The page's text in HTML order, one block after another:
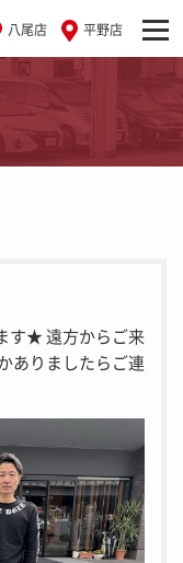
八尾店 平野店
す★ 遠方からご来
ありましたらご連